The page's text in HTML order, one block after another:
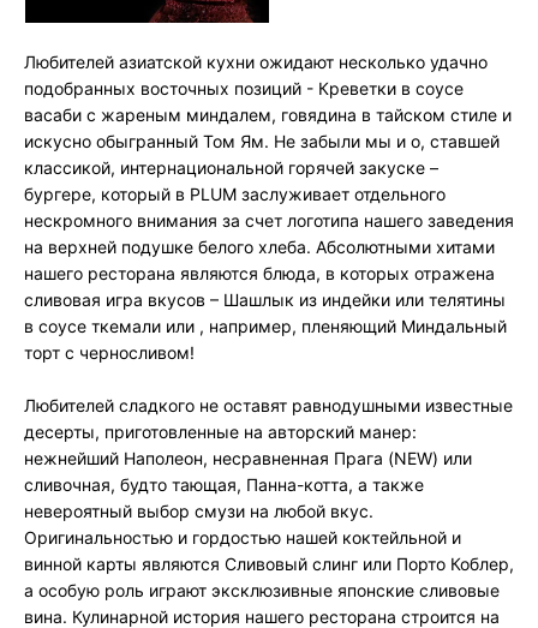
Любителей азиатской кухни ожидают несколько удачно
подобранных восточных позиций - Креветки в соусе
васаби с жареным миндалем, говядина в тайском стиле и
искусно обыгранный Том Ям. Не забыли мы и о, ставшей
классикой, интернациональной горячей закуске –
бургере, который в PLUM заслуживает отдельного
нескромного внимания за счет логотипа нашего заведения
на верхней подушке белого хлеба. Абсолютными хитами
нашего ресторана являются блюда, в которых отражена
сливовая игра вкусов – Шашлык из индейки или телятины
в соусе ткемали или , например, пленяющий Миндальный
торт с черносливом!
Любителей сладкого не оставят равнодушными известные
десерты, приготовленные на авторский манер:
нежнейший Наполеон, несравненная Прага (NEW) или
сливочная, будто тающая, Панна-котта, а также
невероятный выбор смузи на любой вкус.
Оригинальностью и гордостью нашей коктейльной и
винной карты являются Сливовый слинг или Порто Коблер,
а особую роль играют эксклюзивные японские сливовые
вина. Кулинарной история нашего ресторана строится на